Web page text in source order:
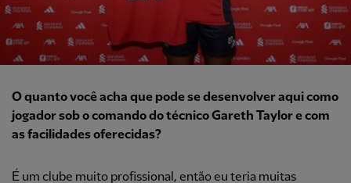
O quanto você acha que pode se desenvolver aqui como
jogador sob o comando do técnico Gareth Taylor e com
as facilidades oferecidas?
É um clube muito profissional, então eu teria muitas